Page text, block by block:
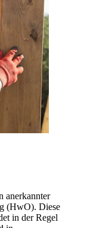
anerkannter
(HwO). Diese
in der Regel